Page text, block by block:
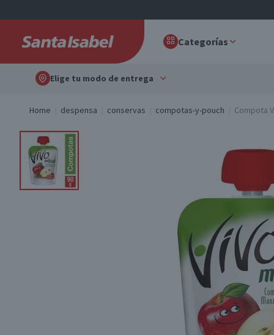
Categorías
Elige tu modo de entrega
Home despensa conservas compotas-y-pouch Compota